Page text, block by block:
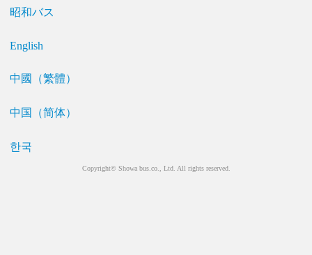
昭和バス
English
中國（繁體）
中国（简体）
한국
Copyright© Showa bus.co., Ltd. All rights reserved.